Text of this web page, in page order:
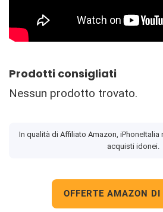
Prodotti consigliati
Nessun prodotto trovato.
In qualità di Affiliato Amazon,
acquisti idonei.
OFFERTE AMAZON DI